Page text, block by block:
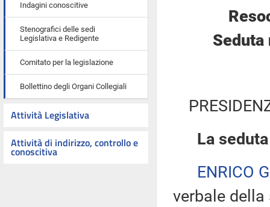
Indagini conoscitive
Stenografici delle sedi
Legislativa e Redigente
Comitato per la legislazione
Bollettino degli Organi Collegiali
Attività Legislativa
Attività di indirizzo, controllo e
conoscitiva
La
ENRICO
verbale